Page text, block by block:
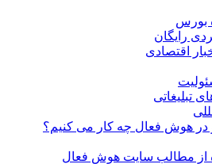
بورس
رایگان
اقتصادی
تبلیغاتی
در هوش فعال چه کار می کنیم؟
از مطالب سایت هوش فعال